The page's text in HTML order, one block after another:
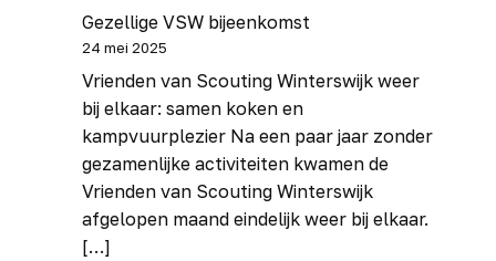
Wat is scouting?
Starckenrodegroep
Organisatie
Word lid van de Van
Starckenrodegroep!
Word vrijwilliger bij
de Van
Starckenrodegroep!
Gezellige VSW bijeenkomst
24 mei 2025
Vrienden van Scouting Winterswijk weer
bij elkaar: samen koken en
kampvuurplezier Na een paar jaar zonder
gezamenlijke activiteiten kwamen de
Vrienden van Scouting Winterswijk
afgelopen maand eindelijk weer bij elkaar.
[…]